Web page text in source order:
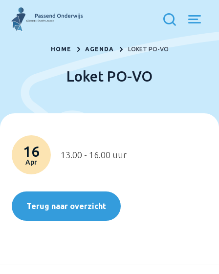
HOME AGENDA LOKET PO-VO
Loket PO-VO
16
Apr
13.00 - 16.00 uur
Terug naar overzicht